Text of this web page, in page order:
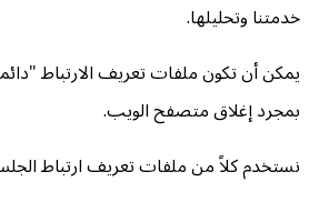
خدمتنا وتحليلها.
يمكن أن تكون ملفات تعريف الارتباط
بمجرد إغلاق متصفح الويب.
نستخدم كلاً من ملفات تعريف ارتباط